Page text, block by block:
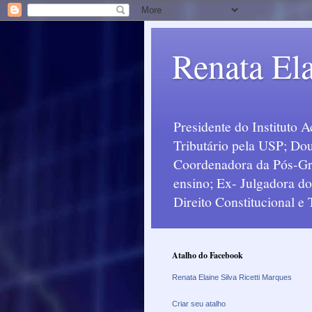
Renata
Presidente do Instituto
Tributário pela USP;
Coordenadora da Pós-
ensino; Ex- Julgadora
Direito Constitucional e
Atalho do Facebook
Renata Elaine Silva Ricetti Marques
Criar seu atalho